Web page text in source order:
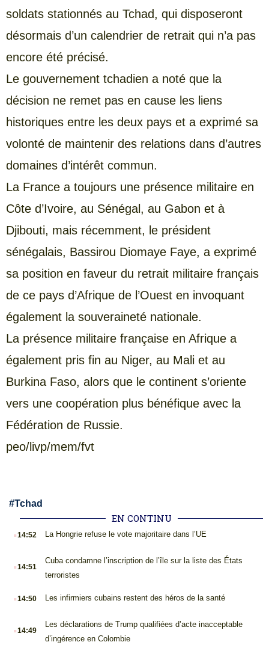
soldats stationnés au Tchad, qui disposeront
désormais d’un calendrier de retrait qui n’a pas
encore été précisé.
Le gouvernement tchadien a noté que la
décision ne remet pas en cause les liens
historiques entre les deux pays et a exprimé sa
volonté de maintenir des relations dans d’autres
domaines d’intérêt commun.
La France a toujours une présence militaire en
Côte d’Ivoire, au Sénégal, au Gabon et à
Djibouti, mais récemment, le président
sénégalais, Bassirou Diomaye Faye, a exprimé
sa position en faveur du retrait militaire français
de ce pays d’Afrique de l’Ouest en invoquant
également la souveraineté nationale.
La présence militaire française en Afrique a
également pris fin au Niger, au Mali et au
Burkina Faso, alors que le continent s’oriente
vers une coopération plus bénéfique avec la
Fédération de Russie.
peo/livp/mem/fvt
#Tchad
EN CONTINU
.14:52 La Hongrie refuse le vote majoritaire dans l’UE
.14:51
Cuba condamne l’inscription de l’île sur la liste des États
terroristes
.14:50 Les infirmiers cubains restent des héros de la santé
.14:49
Les déclarations de Trump qualifiées d’acte inacceptable
d’ingérence en Colombie